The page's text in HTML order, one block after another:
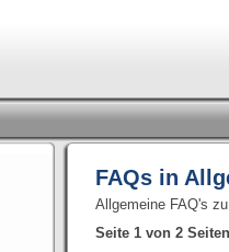
FAQs in
Allgemeine FAQ's
Seite 1 von 2 Seiten